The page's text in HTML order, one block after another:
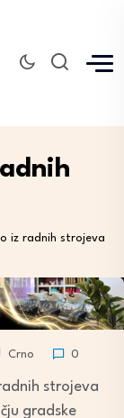
iz radnih strojeva
Crno 0
strojeva
gradske